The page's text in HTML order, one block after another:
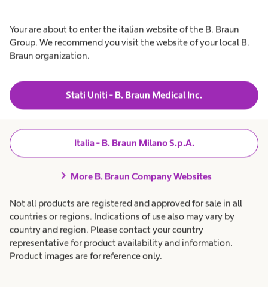
Your are about to enter the italian website of the B. Braun
Group. We recommend you visit the website of your local B.
Braun organization.
Stati Uniti - B. Braun Medical Inc.
Italia - B. Braun Milano S.p.A.
chevron_right More B. Braun Company Websites
Not all products are registered and approved for sale in all
countries or regions. Indications of use also may vary by
country and region. Please contact your country
representative for product availability and information.
Product images are for reference only.
distribuzione dei prodotti o dei servizi,
l'effettuazione e gestione di servizi di assistenza
da imprese che si inseriscono nella distribuzione
dei prodotti e dei servizi della nostra società (es.
attività esternalizzate o in outsourcing, corrieri
stato di salute saranno comunicati
esclusivamente nel caso di effettiva necessità e
pertinenza.
Inoltre, può essere necessario trasmettere i dati
personali ad altre parti: a fornitori di servizi, ad
esempio fornitori di servizi IT, fornitori di servizi
di stampa o fornitori di servizi per l'invio di